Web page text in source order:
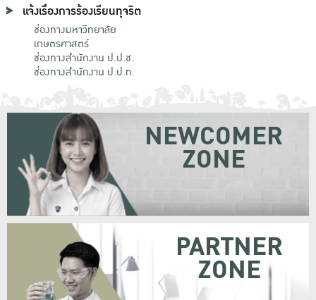
แจ้งเรื่องการร้องเรียนทุจริต
ช่องทางมหาวิทยาลัย
เกษตรศาสตร์
ช่องทางสำนักงาน ป.ป.ช.
ช่องทางสำนักงาน ป.ป.ท.
NEWCOMER
ZONE
PARTNER
ZONE